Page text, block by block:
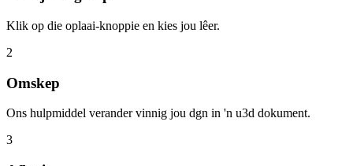
Klik op die oplaai-knoppie en kies jou lêer.
2
Omskep
Ons hulpmiddel verander vinnig jou dgn in 'n u3d dokument.
3